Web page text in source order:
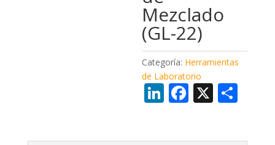
Mezclado
(GL-22)
Categoría: Herramientas
de Laboratorio
Li F X